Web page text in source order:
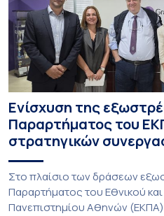
Ενίσχυση της
Παραρτήματος του
στρατηγικών
Στο πλαίσιο των δράσεων
Παραρτήματος του Εθνικού
Πανεπιστημίου Αθηνών (ΕΚΠΑ)